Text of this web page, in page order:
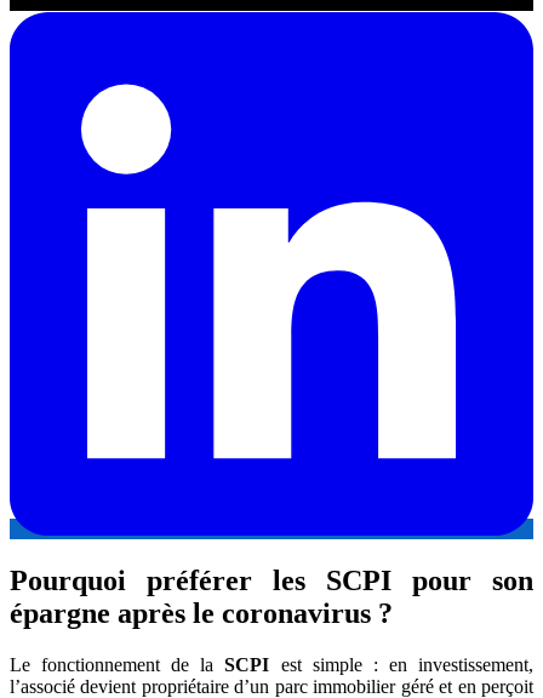
Pourquoi préférer les SCPI pour son
épargne après le coronavirus ?
Le fonctionnement de laSCPI est simple : en investissement,
l’associé devient propriétaire d’un parc immobilier géré et en perçoit